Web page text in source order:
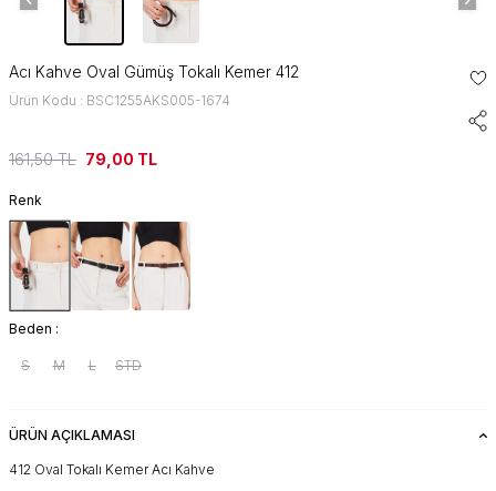
Acı Kahve Oval Gümüş Tokalı Kemer 412
Ürün Kodu : BSC1255AKS005-1674
161,50TL 79,00 TL
Renk
Beden :
S M L STD
ÜRÜN AÇIKLAMASI
412 Oval Tokalı Kemer Acı Kahve